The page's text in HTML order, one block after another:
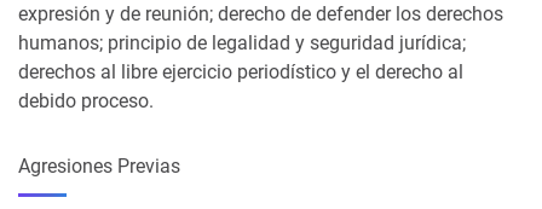
expresión y de reunión; derecho de defender los derechos
humanos; principio de legalidad y seguridad jurídica;
derechos al libre ejercicio periodístico y el derecho al
debido proceso.
Agresiones Previas